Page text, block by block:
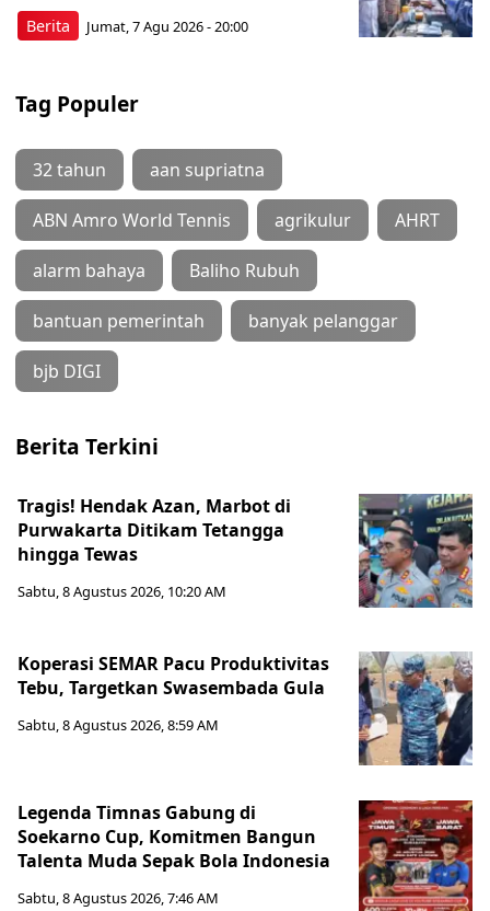
Berita Jumat, 7 Agu 2026 - 20:00
Tag Populer
32 tahun aan supriatna
ABN Amro World Tennis agrikulur AHRT
alarm bahaya Baliho Rubuh
bantuan pemerintah banyak pelanggar
bjb DIGI
Berita Terkini
Tragis! Hendak Azan, Marbot di
Purwakarta Ditikam Tetangga
hingga Tewas
Sabtu, 8 Agustus 2026, 10:20 AM
Koperasi SEMAR Pacu Produktivitas
Tebu, Targetkan Swasembada Gula
Sabtu, 8 Agustus 2026, 8:59 AM
Legenda Timnas Gabung di
Soekarno Cup, Komitmen Bangun
Talenta Muda Sepak Bola Indonesia
Sabtu, 8 Agustus 2026, 7:46 AM